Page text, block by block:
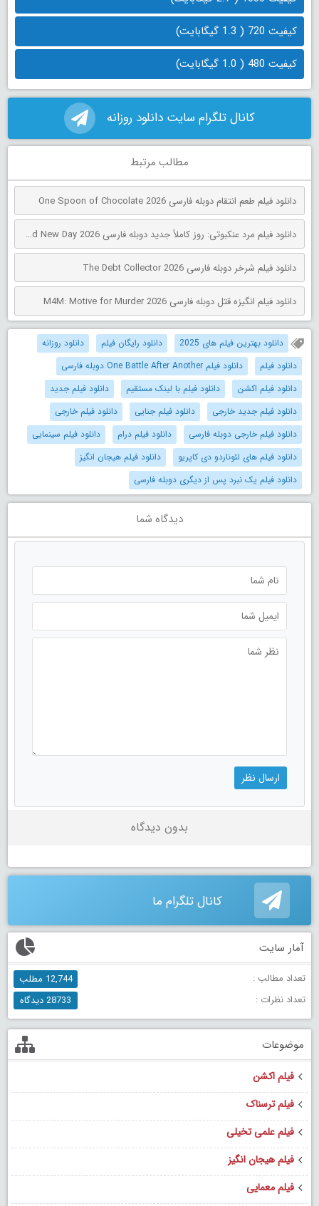
کیفیت 720 ( 1.3 گیگابایت)
کیفیت 480 ( 1.0 گیگابایت)
کانال تلگرام سایت دانلود روزانه
مطالب مرتبط
دانلود فیلم طعم انتقام دوبله فارسی One Spoon of Chocolate 2026
دانلود فیلم مرد عنکبوتی: روز کاملاً جدید دوبله فارسی Spider-Man: Brand New Day 2026
دانلود فیلم شرخر دوبله فارسی The Debt Collector 2026
دانلود فیلم انگیزه قتل دوبله فارسی M4M: Motive for Murder 2026
دانلود بهترین فیلم های 2025 دانلود رایگان فیلم
دانلود روزانه
دانلود فیلم
دانلود فیلم One Battle After Another دوبله فارسی
دانلود فیلم اکشن
دانلود فیلم با لینک مستقیم
دانلود فیلم جدید
دانلود فیلم جدید خارجی
دانلود فیلم جنایی
دانلود فیلم خارجی
دانلود فیلم خارجی دوبله فارسی
دانلود فیلم درام
دانلود فیلم سینمایی
دانلود فیلم های لئوناردو دی کاپریو
دانلود فیلم هیجان انگیز
دانلود فیلم یک نبرد پس از دیگری دوبله فارسی
دیدگاه شما
بدون دیدگاه
کانال تلگرام ما
آمار سایت
تعداد مطالب :
12,744 مطلب
تعداد نظرات :
28733 دیدگاه
موضوعات
فیلم اکشن
فیلم ترسناک
فیلم علمی تخیلی
فیلم هیجان انگیز
فیلم معمایی